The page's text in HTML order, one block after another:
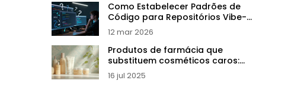
Como Estabelecer Padrões de
Código para Repositórios Vibe-
Coded
12 mar 2026
Produtos de farmácia que
substituem cosméticos caros:
economize sem perder qualidade
16 jul 2025